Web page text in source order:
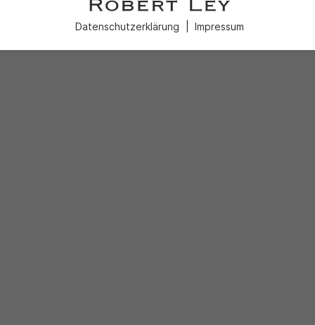
Datenschutzerklärung Impressum